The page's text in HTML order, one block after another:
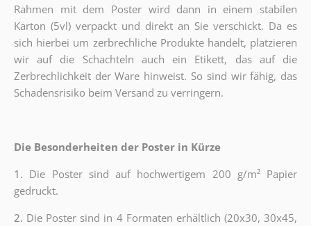
Rahmen mit dem Poster wird dann in einem stabilen
Karton (5vl) verpackt und direkt an Sie verschickt. Da es
sich hierbei um zerbrechliche Produkte handelt, platzieren
wir auf die Schachteln auch ein Etikett, das auf die
Zerbrechlichkeit der Ware hinweist. So sind wir fähig, das
Schadensrisiko beim Versand zu verringern.
Die Besonderheiten der Poster in Kürze
1. Die Poster sind auf hochwertigem 200 g/m² Papier
gedruckt.
2. Die Poster sind in 4 Formaten erhältlich (20x30, 30x45,